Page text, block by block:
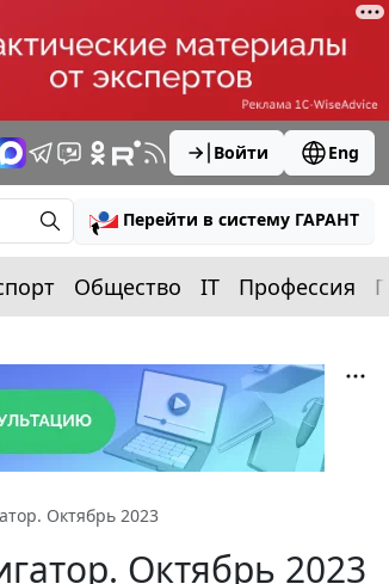
Войти Eng
Перейти в систему ГАРАНТ
Общество IT Профессия
Октябрь 2023
Октябрь 2023